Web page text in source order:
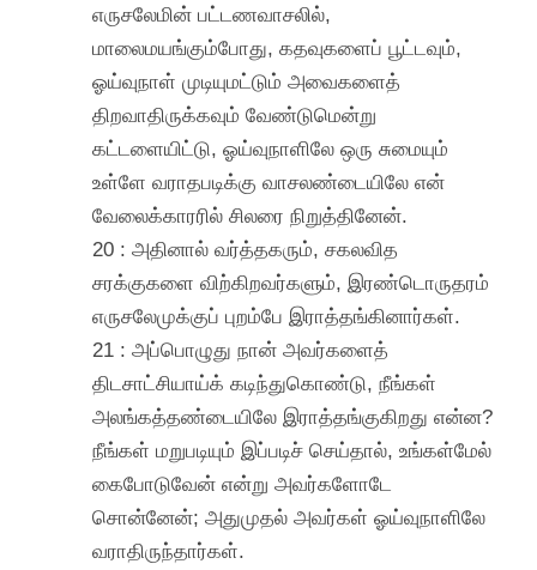
எருசலேமின் பட்டணவாசலில்,
மாலைமயங்கும்போது, கதவுகளைப் பூட்டவும்,
ஓய்வுநாள் முடியுமட்டும் அவைகளைத்
திறவாதிருக்கவும் வேண்டுமென்று
கட்டளையிட்டு, ஓய்வுநாளிலே ஒரு சுமையும்
உள்ளே வராதபடிக்கு வாசலண்டையிலே என்
வேலைக்காரரில் சிலரை நிறுத்தினேன்.
20 : அதினால் வர்த்தகரும், சகலவித
சரக்குகளை விற்கிறவர்களும், இரண்டொருதரம்
எருசலேமுக்குப் புறம்பே இராத்தங்கினார்கள்.
21 : அப்பொழுது நான் அவர்களைத்
திடசாட்சியாய்க் கடிந்துகொண்டு, நீங்கள்
அலங்கத்தண்டையிலே இராத்தங்குகிறது என்ன?
நீங்கள் மறுபடியும் இப்படிச் செய்தால், உங்கள்மேல்
கைபோடுவேன் என்று அவர்களோடே
சொன்னேன்; அதுமுதல் அவர்கள் ஓய்வுநாளிலே
வராதிருந்தார்கள்.